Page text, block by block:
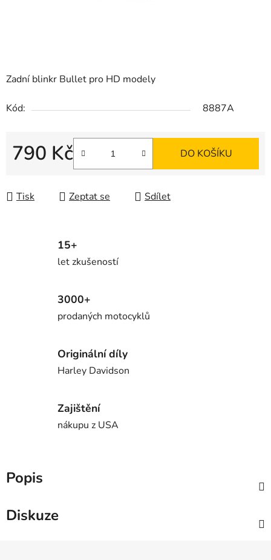
Zadní blinkr Bullet pro HD modely
Kód: 8887A
790 Kč DO KOŠÍKU
Tisk Zeptat se Sdílet
15+
let zkušeností
3000+
prodaných motocyklů
Originální díly
Harley Davidson
Zajištění
nákupu z USA
Popis
Diskuze